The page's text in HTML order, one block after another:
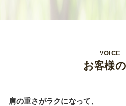
VOICE
お客様の
肩の重さがラクになって、